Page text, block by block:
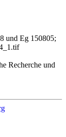
und Eg 150805;
Recherche und